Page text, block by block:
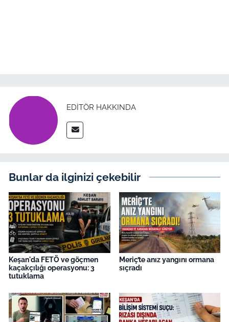
EDITÖR HAKKINDA
Bunlar da ilginizi çekebilir
Keşan'da FETÖ ve göçmen
kaçakçılığı operasyonu: 3
tutuklama
Meriç’te anız yangını ormana
sıçradı
Güvenlik
Genel
Politika
Flaş Haber
Dış Haberler
Magazin
İş Dünyası
Bilim Teknoloji